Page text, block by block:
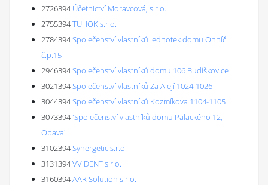
2726394 Účetnictví Moravcová, s.r.o.
2755394TUHOK s.r.o.
2784394Společenství vlastníků jednotek domu Ohníč
č.p.15
2946394Společenství vlastníků domu 106 Budíškovice
3021394Společenství vlastníků Za Alejí 1024-1026
3044394Společenství vlastníků Kozmíkova 1104-1105
3073394'Společenství vlastníků domu Palackého 12,
Opava'
3102394Synergetic s.r.o.
3131394VV DENT s.r.o.
3160394AAR Solution s.r.o.